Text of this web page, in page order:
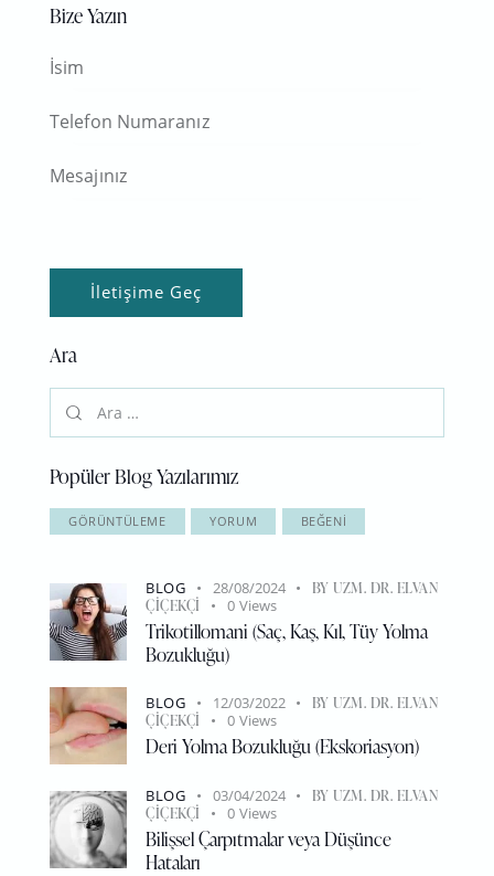
Bize Yazın
Ara
Popüler Blog Yazılarımız
GÖRÜNTÜLEME YORUM BEĞENI
BLOG 28/08/2024 BY UZM. DR. ELVAN
ÇIÇEKÇI
0 Views
Trikotillomani (Saç, Kaş, Kıl, Tüy Yolma
Bozukluğu)
BLOG 12/03/2022 BY UZM. DR. ELVAN
ÇIÇEKÇI
0 Views
Deri Yolma Bozukluğu (Ekskoriasyon)
BLOG 03/04/2024 BY UZM. DR. ELVAN
ÇIÇEKÇI
0 Views
Bilişsel Çarpıtmalar veya Düşünce
Hataları